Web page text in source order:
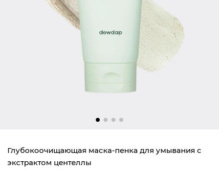
Глубокоочищающая маска-пенка для умывания с
экстрактом центеллы